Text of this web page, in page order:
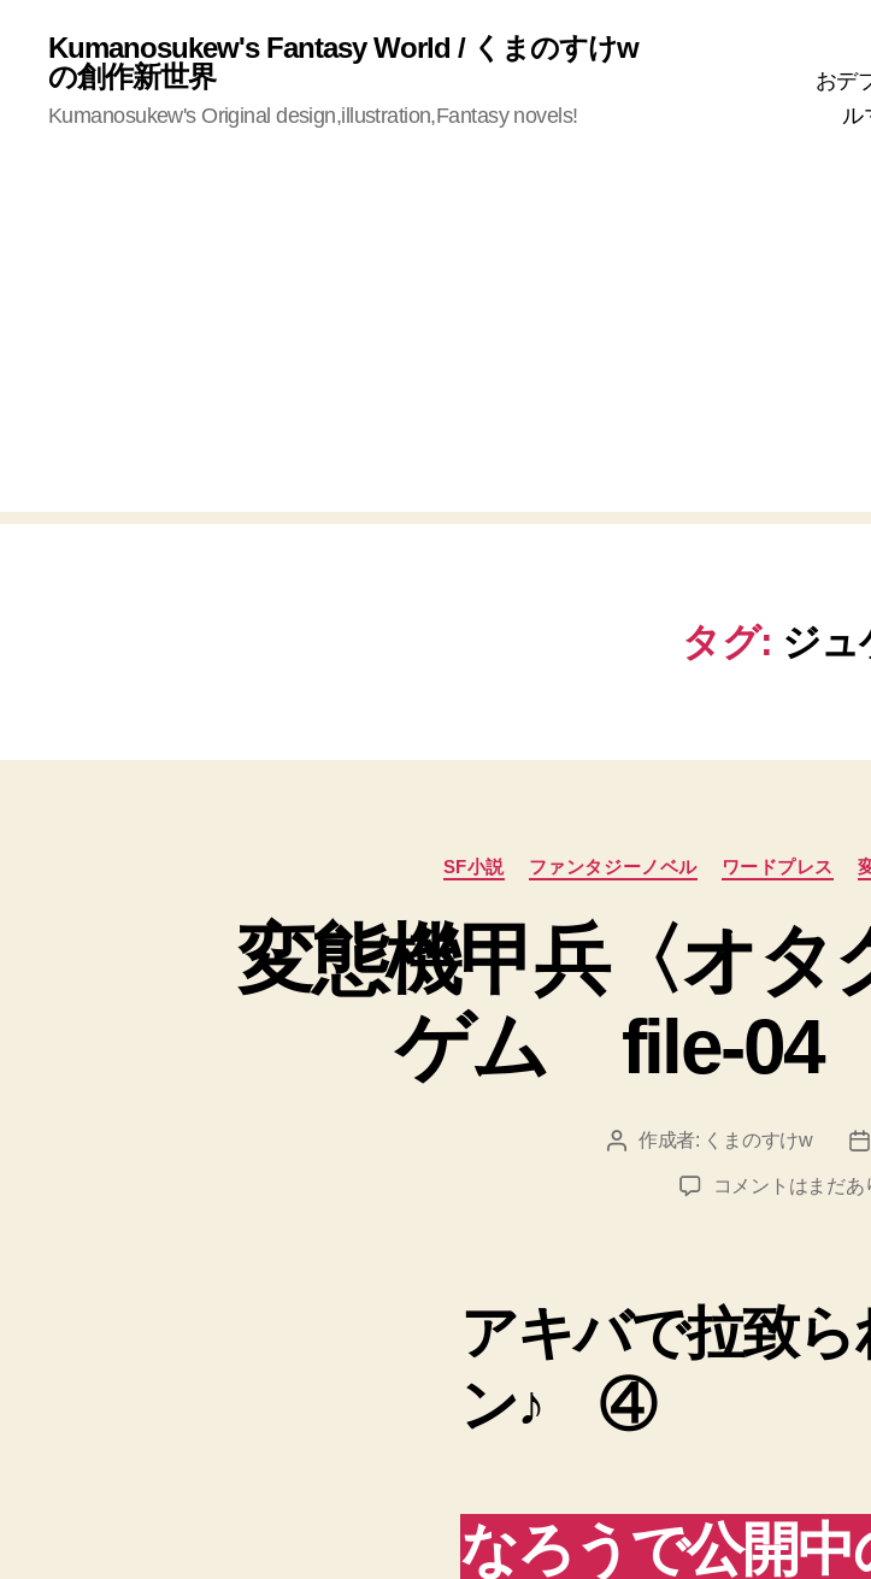
Kumanosukew's Fantasy World / くまのすけw
の創作新世界
Kumanosukew's Original design,illustration,Fantasy novels!
おデ
ル
タグ: ジュ
カ
テ
リ
ー
SF小説 ファンタジーノベル ワードプレス
変態機甲兵〈オタ
ゲム file-04
投 作成者: くまのすけw
投
変
兵
〈オ
タ
ゲ
ム
コメントはまだあ
アキバで拉致
ン♪ ④
なろうで公開